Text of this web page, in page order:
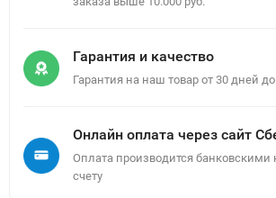
Гарантия и качество
Гарантия на наш товар от 30 дней
Онлайн оплата через сайт
Оплата производится банковскими
счету